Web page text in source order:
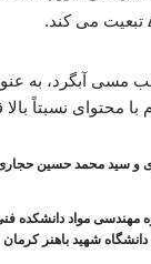
تبعیت می کند.
مسی آبگرد، به
با محتوای نسبتاً
و سید محمد حسین
مهندسی مواد دانشکده
شهید باهنر کرمان